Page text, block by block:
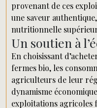
provenant de ces
une saveur
nutritionnelle
Un soutien à
En choisissant
fermes bio, les
agriculteurs de leur
dynamisme
exploitations agricoles